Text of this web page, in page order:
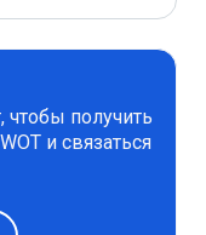
чтобы получить
и связаться